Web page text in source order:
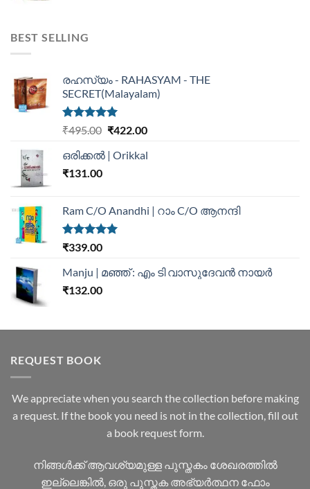
BEST SELLING
രഹസ്യം - RAHASYAM - THE
SECRET(Malayalam)
Rated5.00
₹495.00 ₹422.00
ഒരിക്കൽ | Orikkal
₹131.00
Ram C/O Anandhi | റാം C/O ആനന്ദി
Rated5.00
₹339.00
Manju | മഞ്ഞ് : എം ടി വാസുദേവന്‍ നായര്‍
₹132.00
REQUEST BOOK
We appreciate when you search the collection before making
a request. If the book you need is not in the collection, fill out
a book request form.
നിങ്ങൾക്ക് ആവശ്യമുള്ള പുസ്തകം ശേഖരത്തിൽ
ഇല്ലെങ്കിൽ, ഒരു പുസ്തക അഭ്യർത്ഥന ഫോം